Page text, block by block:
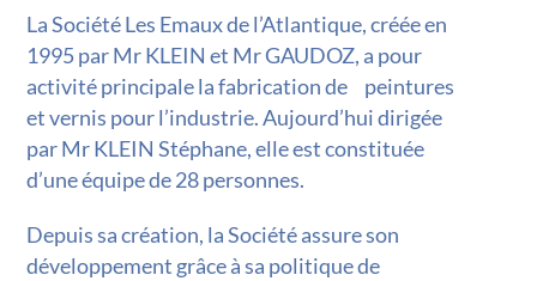
La Société Les Emaux de l’Atlantique, créée en
1995 par Mr KLEIN et Mr GAUDOZ, a pour
activité principale la fabrication de peintures
et vernis pour l’industrie. Aujourd’hui dirigée
par Mr KLEIN Stéphane, elle est constituée
d’une équipe de 28 personnes.
Depuis sa création, la Société assure son
développement grâce à sa politique de